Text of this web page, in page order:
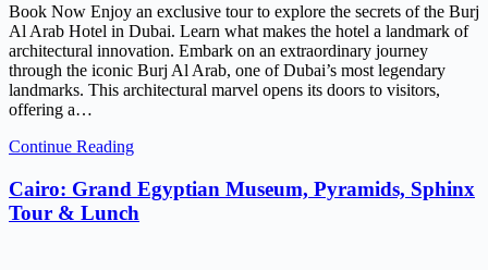
Book Now Enjoy an exclusive tour to explore the secrets of the Burj
Al Arab Hotel in Dubai. Learn what makes the hotel a landmark of
architectural innovation. Embark on an extraordinary journey
through the iconic Burj Al Arab, one of Dubai’s most legendary
landmarks. This architectural marvel opens its doors to visitors,
offering a…
Continue Reading
Cairo: Grand Egyptian Museum, Pyramids, Sphinx
Tour & Lunch